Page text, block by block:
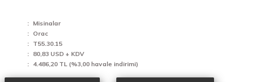
Misinalar
Orac
T55.30.15
80,83 USD + KDV
4.486,20 TL (%3,00 havale indirimi)